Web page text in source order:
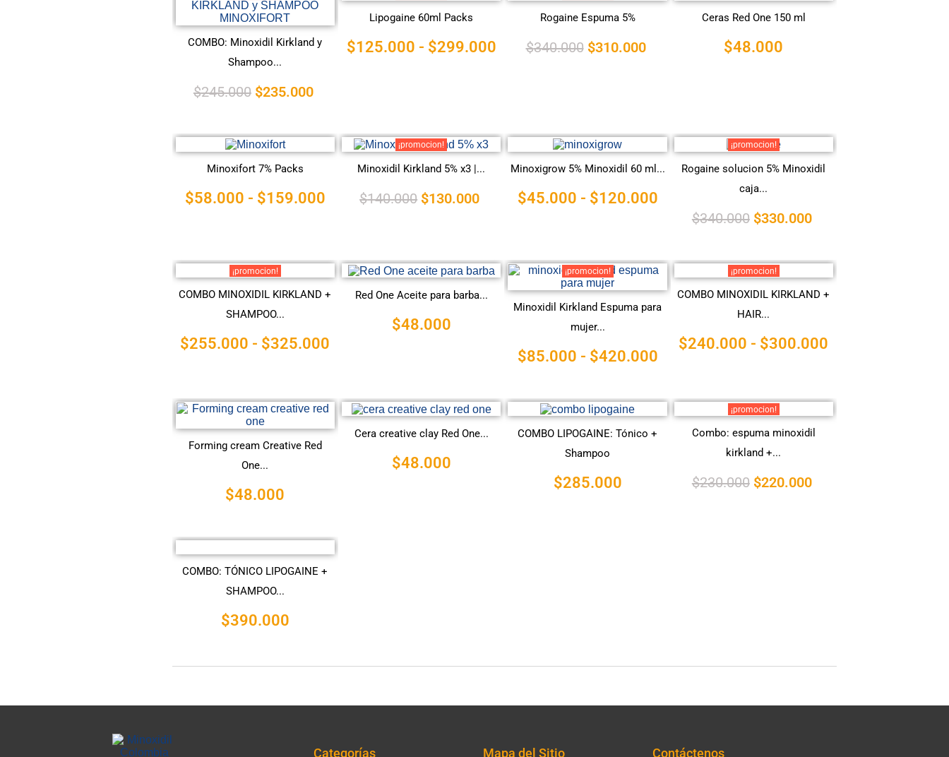
COMBO: Minoxidil Kirkland y
Shampoo...
$245.000 $235.000
Lipogaine 60ml Packs
$125.000 - $299.000
Rogaine Espuma 5%
$340.000 $310.000
Ceras Red One 150 ml
$48.000
Minoxifort 7% Packs
$58.000 - $159.000
¡promocion!
Minoxidil Kirkland 5% x3 |...
$140.000 $130.000
Minoxigrow 5% Minoxidil 60 ml...
$45.000 - $120.000
¡promocion!
Rogaine solucion 5% Minoxidil
caja...
$340.000 $330.000
¡promocion!
COMBO MINOXIDIL KIRKLAND +
SHAMPOO...
$255.000 - $325.000
Red One Aceite para barba...
$48.000
¡promocion!
Minoxidil Kirkland Espuma para
mujer...
$85.000 - $420.000
¡promocion!
COMBO MINOXIDIL KIRKLAND +
HAIR...
$240.000 - $300.000
Forming cream Creative Red
One...
$48.000
Cera creative clay Red One...
$48.000
COMBO LIPOGAINE: Tónico +
Shampoo
$285.000
¡promocion!
Combo: espuma minoxidil
kirkland +...
$230.000 $220.000
COMBO: TÓNICO LIPOGAINE +
SHAMPOO...
$390.000
Categorías Mapa del Sitio Contáctenos